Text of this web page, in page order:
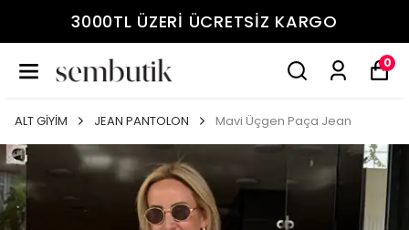
3000TL ÜZERİ ÜCRETSİZ KARGO
0
ALT GİYİM JEAN PANTOLON Mavi Üçgen Paça Jean